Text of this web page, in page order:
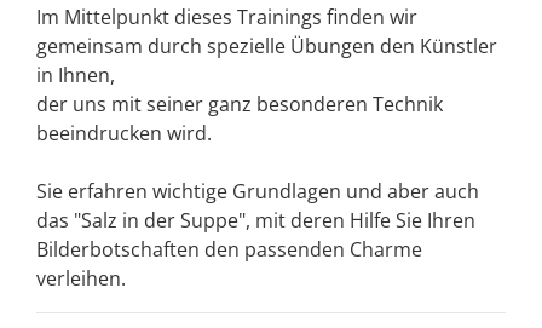
Im Mittelpunkt dieses Trainings finden wir
gemeinsam durch spezielle Übungen den Künstler
in Ihnen,
der uns mit seiner ganz besonderen Technik
beeindrucken wird.
Sie erfahren wichtige Grundlagen und aber auch
das "Salz in der Suppe", mit deren Hilfe Sie Ihren
Bilderbotschaften den passenden Charme
verleihen.